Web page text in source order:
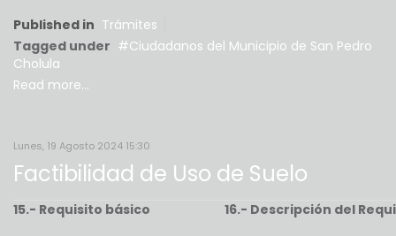
Published in Trámites
Tagged under
Ciudadanos del Municipio de San Pedro
Cholula
Read more...
Lunes, 19 Agosto 2024 15:30
Factibilidad de Uso de Suelo
15.- Requisito básico 16.- Descripción del